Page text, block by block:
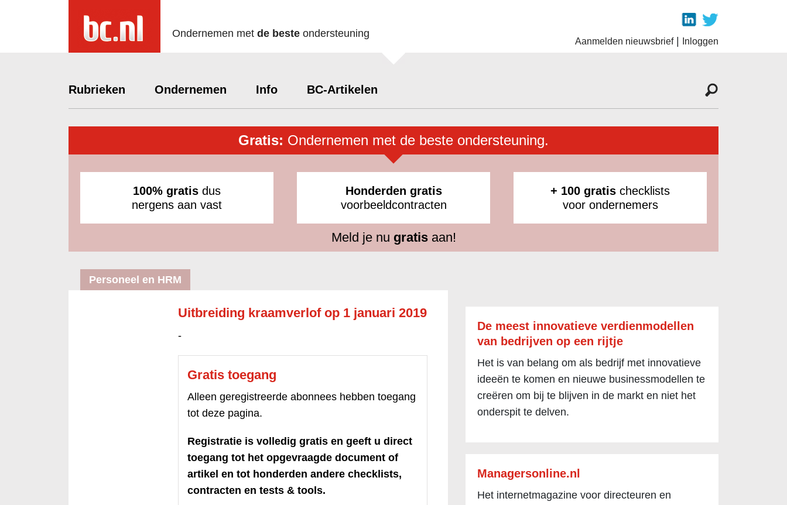
Ondernemen met de beste ondersteuning
Aanmelden nieuwsbrief| Inloggen
Rubrieken Ondernemen Info BC-Artikelen
Gratis: Ondernemen met de beste ondersteuning.
100% gratis dus
nergens aan vast
Honderden gratis
voorbeeldcontracten
+ 100 gratis checklists
voor ondernemers
Meld je nu gratisaan!
Personeel en HRM
Uitbreiding kraamverlof op 1 januari 2019
-
Gratis toegang
Alleen geregistreerde abonnees hebben toegang
tot deze pagina.
Registratie is volledig gratis en geeft u direct
toegang tot het opgevraagde document of
artikel en tot honderden andere checklists,
contracten en tests & tools.
De meest innovatieve verdienmodellen
van bedrijven op een rijtje
Het is van belang om als bedrijf met innovatieve
ideeën te komen en nieuwe businessmodellen te
creëren om bij te blijven in de markt en niet het
onderspit te delven.
Managersonline.nl
Het internetmagazine voor directeuren en